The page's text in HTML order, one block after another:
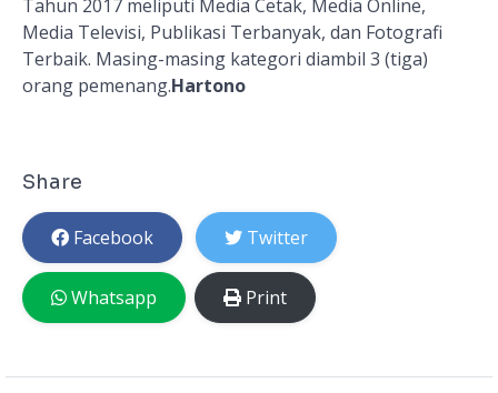
Tahun 2017 meliputi Media Cetak, Media Online,
Media Televisi, Publikasi Terbanyak, dan Fotografi
Terbaik. Masing-masing kategori diambil 3 (tiga)
orang pemenang.Hartono
Share
Facebook Twitter
Whatsapp Print